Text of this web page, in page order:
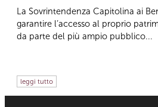
La Sovrintendenza Capitolina ai
garantire l’accesso al proprio
da parte del più ampio pubblico...
leggi tutto